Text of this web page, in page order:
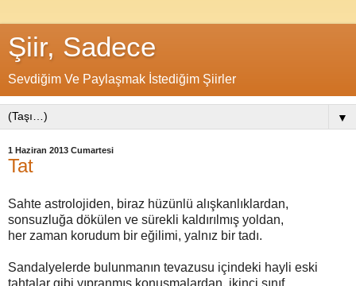
Şiir, Sadece
Sevdiğim Ve Paylaşmak İstediğim Şiirler
▼
1 Haziran 2013 Cumartesi
Tat
Sahte astrolojiden, biraz hüzünlü alışkanlıklardan,
sonsuzluğa dökülen ve sürekli kaldırılmış yoldan,
her zaman korudum bir eğilimi, yalnız bir tadı.
Sandalyelerde bulunmanın tevazusu içindeki hayli eski
tahtalar gibi yıpranmış konuşmalardan, ikinci sınıf